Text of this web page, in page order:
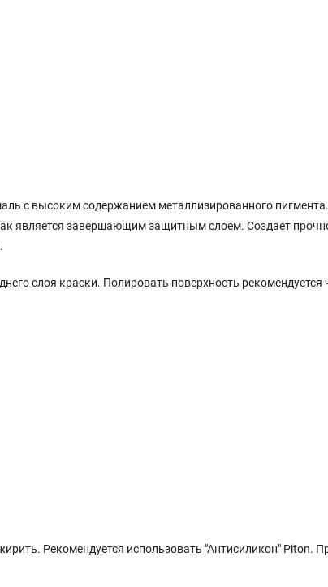
с высоким содержанием металлизированного
является завершающим защитным слоем. Создает
слоя краски. Полировать поверхность рекомендуется
Рекомендуется использовать "Антисиликон" Piton.